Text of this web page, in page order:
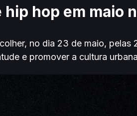
hop em maio
no dia 23 de maio,
e promover a cultura